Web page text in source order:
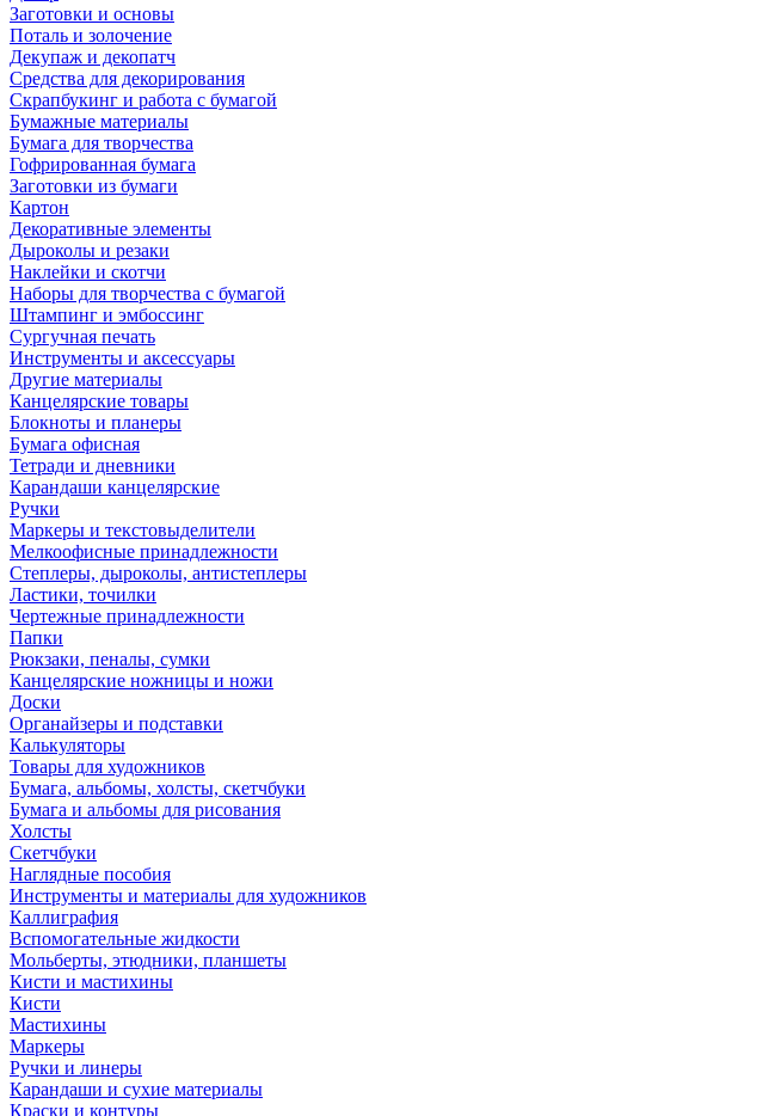
Заготовки и основы
Поталь и золочение
Декупаж и декопатч
Средства для декорирования
Скрапбукинг и работа с бумагой
Бумажные материалы
Бумага для творчества
Гофрированная бумага
Заготовки из бумаги
Картон
Декоративные элементы
Дыроколы и резаки
Наклейки и скотчи
Наборы для творчества с бумагой
Штампинг и эмбоссинг
Сургучная печать
Инструменты и аксессуары
Другие материалы
Канцелярские товары
Блокноты и планеры
Бумага офисная
Тетради и дневники
Карандаши канцелярские
Ручки
Маркеры и текстовыделители
Мелкоофисные принадлежности
Степлеры, дыроколы, антистеплеры
Ластики, точилки
Чертежные принадлежности
Папки
Рюкзаки, пеналы, сумки
Канцелярские ножницы и ножи
Доски
Органайзеры и подставки
Калькуляторы
Товары для художников
Бумага, альбомы, холсты, скетчбуки
Бумага и альбомы для рисования
Холсты
Скетчбуки
Наглядные пособия
Инструменты и материалы для художников
Каллиграфия
Вспомогательные жидкости
Мольберты, этюдники, планшеты
Кисти и мастихины
Кисти
Мастихины
Маркеры
Ручки и линеры
Карандаши и сухие материалы
Краски и контуры